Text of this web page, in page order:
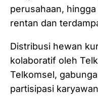
perusahaan,
rentan dan
Distribusi hewan
kolaboratif oleh
Telkomsel,
partisipasi